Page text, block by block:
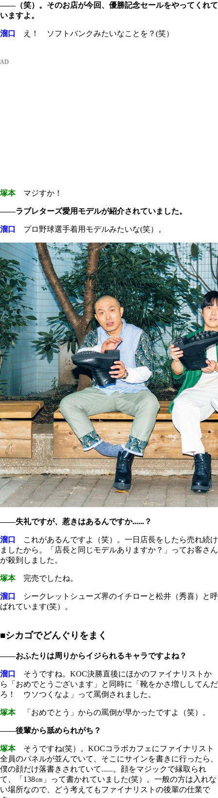
――（笑）。そのお店が今回、優勝記念セールをやってくれて
いますよ。
溜口 え！ ソフトバンクみたいなことを？(笑）
塚本マジすか！
――ラブレターズ愛用モデルが紹介されていました。
溜口 プロ野球選手着用モデルみたいな(笑）。
――失礼ですが、惹きはあるんですか......？
溜口
これがあるんですよ（笑）。一日店長をしたら売れ続け
ましたから。「店長と同じモデルありますか？」ってお客さん
が殺到しました。
塚本完売でしたね。
溜口
シークレットシューズ界のイチローと松井（秀喜）と呼
ばれています(笑）。
■シカゴでどんぐりをまく
――おふたりは周りからイジられるキャラですよね？
溜口
そうですね。KOC決勝直後にほかのファイナリストか
ら「おめでとうございます」と同時に「靴をかさ増ししてんだ
ろ！ ウソつくなよ」って罵倒されました。
塚本「おめでとう」からの罵倒が早かったですよ（笑）。
――後輩から舐められがち？
塚本そうですね(笑）。KOCコラボカフェにファイナリスト
全員のパネルが並んでいて、そこにサインを書きに行ったら、
僕の顔だけ落書きされていて......。顔をマジックで縁取られ
て、「138㎝」って書かれていました(笑）。一般の方は入れな
い場所なので、どう考えてもファイナリストの後輩の仕業で